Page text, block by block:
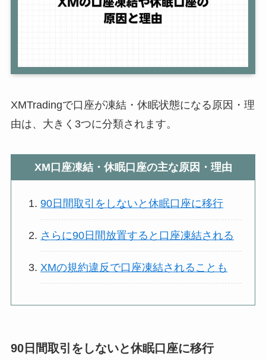
XMTradingで口座が凍結・休眠状態になる原因・理
由は、大きく3つに分類されます。
XM口座凍結・休眠口座の主な原因・理由
90日間取引をしないと休眠口座に移行
さらに90日間放置すると口座凍結される
XMの規約違反で口座凍結されることも
90日間取引をしないと休眠口座に移行